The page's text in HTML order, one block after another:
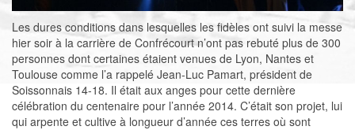
Les dures conditions dans lesquelles les fidèles ont suivi la messe
hier soir à la carrière de Confrécourt n’ont pas rebuté plus de 300
personnes dont certaines étaient venues de Lyon, Nantes et
Toulouse comme l’a rappelé Jean-Luc Pamart, président de
Soissonnais 14-18. Il était aux anges pour cette dernière
célébration du centenaire pour l’année 2014. C’était son projet, lui
qui arpente et cultive à longueur d’année ces terres où sont